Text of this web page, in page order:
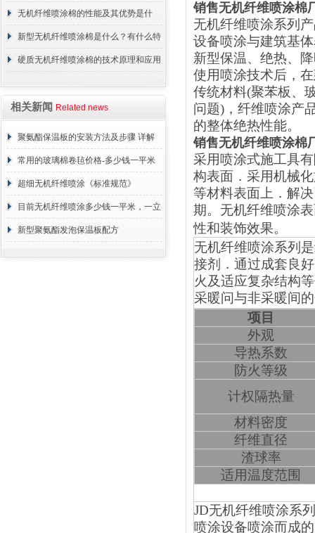
点介绍
无机纤维喷涂棉的性能及其优势是什
么？
新型无机纤维喷涂棉是什么？有什么特
点？
硬质无机纤维喷涂棉的技术原理和应用
相关新闻 Related news
聚氨酯保温板的安装方法及步骤 详解
常用的玻璃棉卷毡价格-多少钱一平米
超细无机纤维喷涂《标准规范》
目前无机纤维喷涂多少钱一平米，一立
方 价格计算
新型聚氨酯发泡保温板配方
销售无机纤维喷涂棉
无机纤维喷涂系列
设备喷涂与建筑基
新型保温、绝热、
使用喷涂技术后，
传统材料(聚苯板、
问题) ，纤维喷涂产
的整体绝热性能。
销售无机纤维喷涂棉
采用喷涂式施工具
构表面．采用机械
等材料表面上．解
期。无机纤维喷涂
性和装饰效果。
无机纤维喷涂系列
接剂．通过成套良
火及适应复杂结构
采暖问与非采暖间
项目
外观
导热系数
防火等级
计权隔热量
材料密度
纤维直径
渣球率
适用温度范围
JD无机纤维喷涂系
喷涂设备喷涂而成